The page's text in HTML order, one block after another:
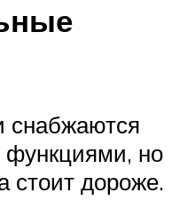
снабжаются
но
стоит дороже.